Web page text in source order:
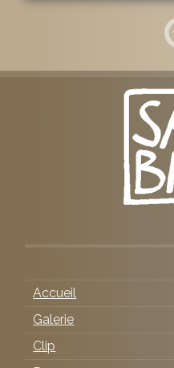
Accueil
Galerie
Clip